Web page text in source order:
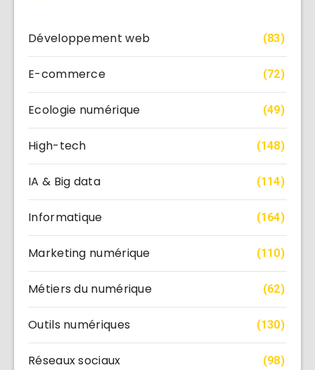
Développement web (83)
E-commerce (72)
Ecologie numérique (49)
High-tech (148)
IA & Big data (114)
Informatique (164)
Marketing numérique (110)
Métiers du numérique (62)
Outils numériques (130)
Réseaux sociaux (98)